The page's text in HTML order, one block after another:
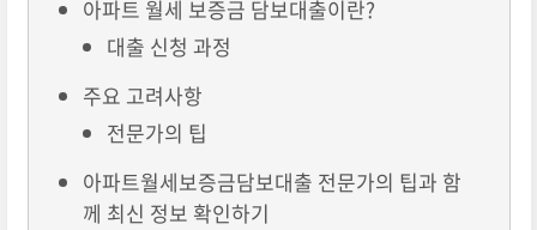
아파트 월세 보증금 담보대출이란?
대출 신청 과정
주요 고려사항
전문가의 팁
아파트월세보증금담보대출 전문가의 팁과 함
께 최신 정보 확인하기